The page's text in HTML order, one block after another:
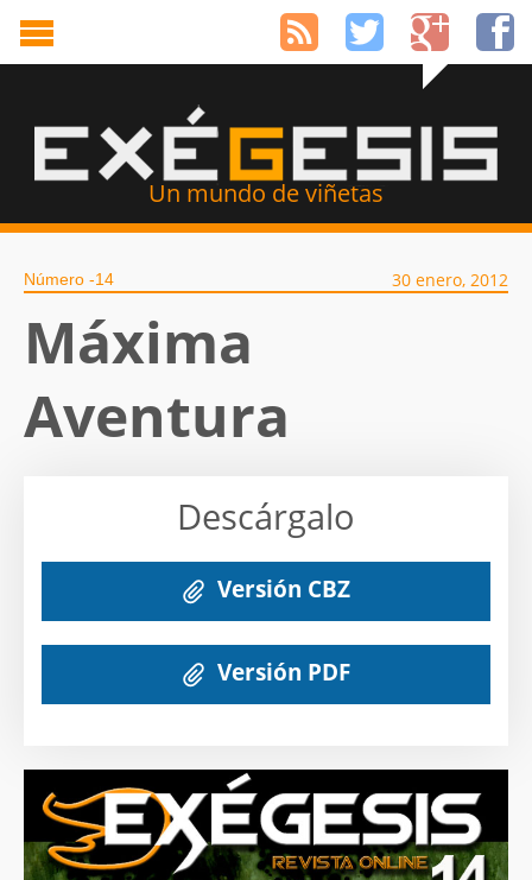
Un mundo de viñetas
Número -14 30 enero, 2012
Máxima
Aventura
Descárgalo
Versión CBZ
Versión PDF